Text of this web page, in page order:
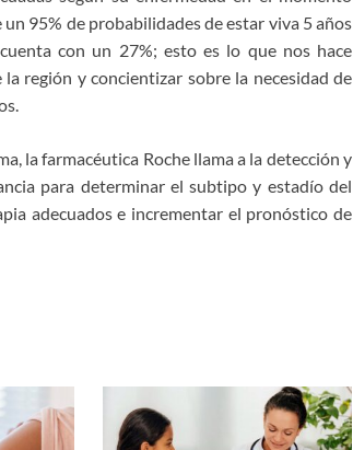
95% de probabilidades de estar viva 5 años
con un 27%; esto es lo que nos hace
región y concientizar sobre la necesidad de
la farmacéutica Roche llama a la detección y
para determinar el subtipo y estadío del
adecuados e incrementar el pronóstico de